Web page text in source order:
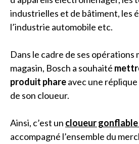
industrielles et de bâtiment, les
l’industrie automobile etc.
Dans le cadre de ses opérations
magasin, Bosch a souhaité
produit phareavec une
de son cloueur.
Ainsi, c’est un cloueur gonflable
accompagné l’ensemble du